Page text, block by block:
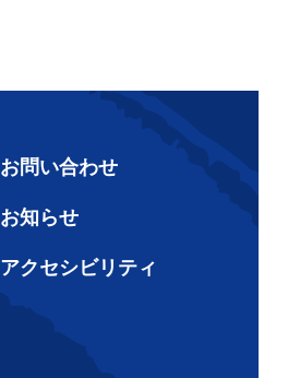
お問い合わせ
お知らせ
アクセシビリティ